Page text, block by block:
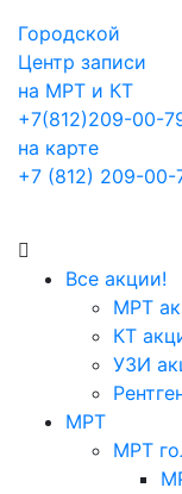
Городской
Центр записи
на МРТ и КТ
+7(812)209-00-
на карте
+7 (812) 209-00-
Все акции!
МРТ
КТ
УЗИ
МРТ
МРТ